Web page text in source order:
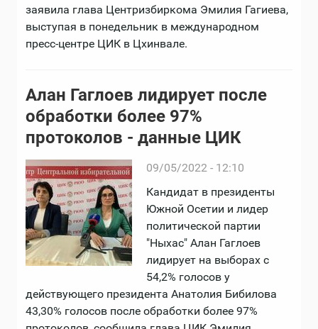
заявила глава Центризбиркома Эмилия Гагиева,
выступая в понедельник в международном
пресс-центре ЦИК в Цхинвале.
Алан Гаглоев лидирует после
обработки более 97%
протоколов - данные ЦИК
09/05/2022 - 12:10
Кандидат в президенты
Южной Осетии и лидер
политической партии
"Ныхас" Алан Гаглоев
лидирует на выборах с
54,2% голосов у
действующего президента Анатолия Бибилова
43,30% голосов после обработки более 97%